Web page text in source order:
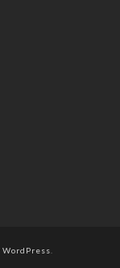
WordPress